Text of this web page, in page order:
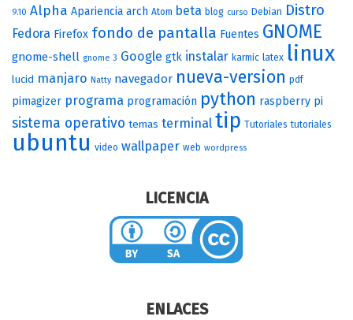
9.10 Alpha Apariencia arch Atom beta blog curso Debian Distro
Fedora Firefox fondo de pantalla Fuentes GNOME
gnome-shell gnome 3 Google gtk instalar karmic latex linux
lucid manjaro Natty navegador nueva-version pdf
pimagizer programa programación python raspberry pi
sistema operativo temas terminal tip Tutoriales tutoriales
ubuntu video wallpaper web wordpress
LICENCIA
ENLACES